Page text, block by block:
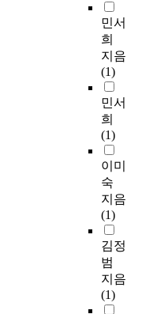
민서
희
지음
(1)
민서
희
(1)
이미
숙
지음
(1)
김정
범
지음
(1)